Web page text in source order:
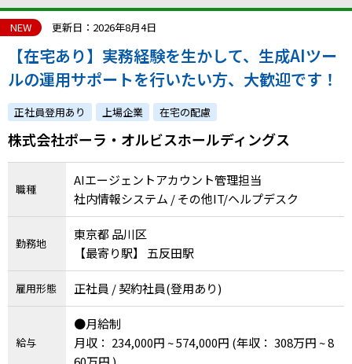
NEW 更新日：2026年8月4日
【在宅あり】実務経験を生かして、生成AIツー
ルの運用サポートを行いたい方、大歓迎です！
正社員登用あり 上場企業 在宅の配慮
株式会社ポーラ・オルビスホールディングス
職種
AIエージェントアカウント管理担当
社内情報システム / その他IT/ヘルプデスク
勤務地
東京都 品川区
【最寄り駅】 五反田駅
雇用形態 正社員 / 契約社員(登用あり)
給与
●月給制
月収： 234,000円 ~ 574,000円 (年収： 308万円 ~ 8